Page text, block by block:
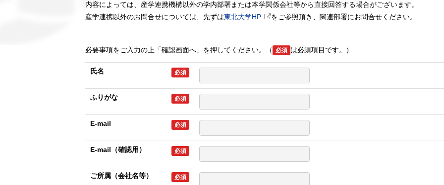
内容によっては、産学連携機構以外の学内部署または本学関係会社等から直接回答する場合がございます。
産学連携以外のお問合せについては、先ずは東北大学HP をご参照頂き、関連部署にお問合せください。
必要事項をご入力の上「確認画面へ」を押してください。（ 必須 は必須項目です。）
氏名 必須
ふりがな 必須
E-mail 必須
E-mail（確認用） 必須
ご所属（会社名等） 必須